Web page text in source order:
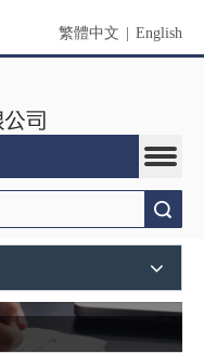
繁體中文 English